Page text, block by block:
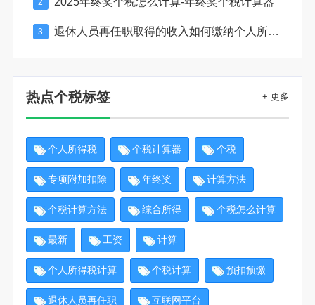
3 退休人员再任职取得的收入如何缴纳个人所得税
热点个税标签 + 更多
个人所得税 个税计算器 个税
专项附加扣除 年终奖 计算方法
个税计算方法 综合所得 个税怎么计算
最新 工资 计算
个人所得税计算 个税计算 预扣预缴
退休人员再任职 互联网平台